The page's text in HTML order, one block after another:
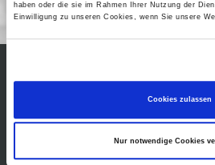
haben oder die sie im Rahmen Ihrer Nutzung der
Einwilligung zu unseren Cookies, wenn Sie unsere
Cookies zulassen
Nur notwendige Cookies
Preise